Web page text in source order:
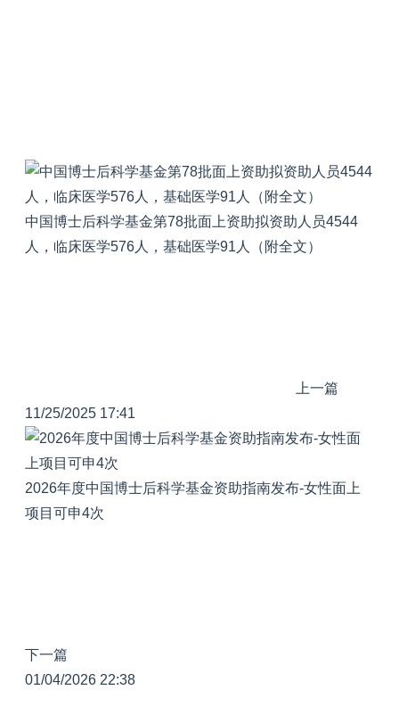
中国博士后科学基金第78批面上资助拟资助人员4544
人，临床医学576人，基础医学91人（附全文）
上一篇
11/25/2025 17:41
2026年度中国博士后科学基金资助指南发布-女性面上
项目可申4次
下一篇
01/04/2026 22:38